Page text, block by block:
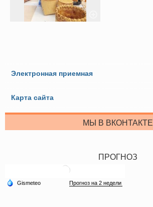
Электронная приемная
Карта сайта
МЫ В ВКОНТАКТЕ
ПРОГНОЗ